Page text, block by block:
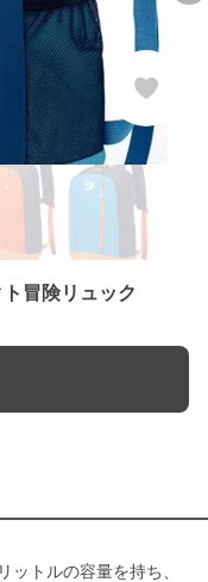
冒険リュック
トルの容量を持ち、